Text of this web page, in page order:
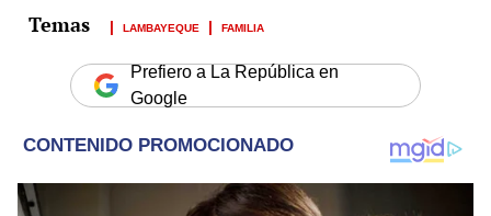
LAMBAYEQUE FAMILIA
Prefiero a La República en
Google